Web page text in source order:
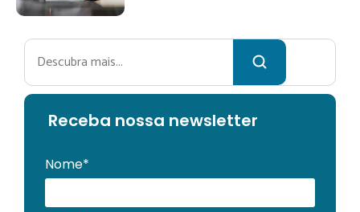
Pesquisar
Receba nossa newsletter
Nome*